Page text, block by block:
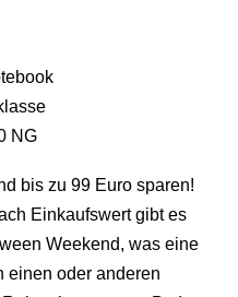
NG
bis zu 99 Euro sparen!
Einkaufswert gibt es
Weekend, was eine
einen oder anderen